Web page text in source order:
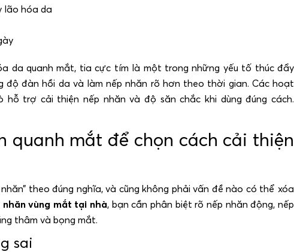
lão hóa da
da quanh mắt, tia cực tím là một trong những yếu tố thúc đẩy
độ đàn hồi da và làm nếp nhăn rõ hơn theo thời gian. Các hoạt
trợ cải thiện nếp nhăn và độ săn chắc khi dùng đúng cách.
quanh mắt để chọn cách cải thiện
theo đúng nghĩa, và cũng không phải vấn đề nào có thể xóa
nhăn vùng mắt tại nhà, bạn cần phân biệt rõ nếp nhăn động, nếp
thâm và bọng mắt.
sai